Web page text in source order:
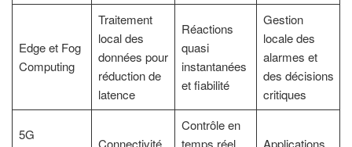
Edge et Fog
Computing
Traitement
local des
données pour
réduction de
latence
Réactions
quasi
instantanées
et fiabilité
Gestion
locale des
alarmes et
des décisions
critiques
5G
Contrôle en